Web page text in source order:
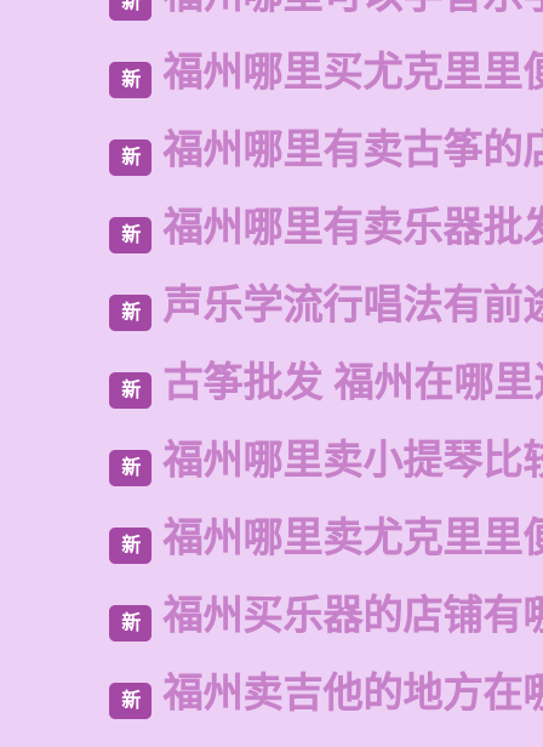
新 福州哪里买尤克里里
新 福州哪里有卖古筝的
新 福州哪里有卖乐器批
新 声乐学流行唱法有前
新 古筝批发 福州在哪
新 福州哪里卖小提琴比
新 福州哪里卖尤克里里
新 福州买乐器的店铺有
新 福州卖吉他的地方在